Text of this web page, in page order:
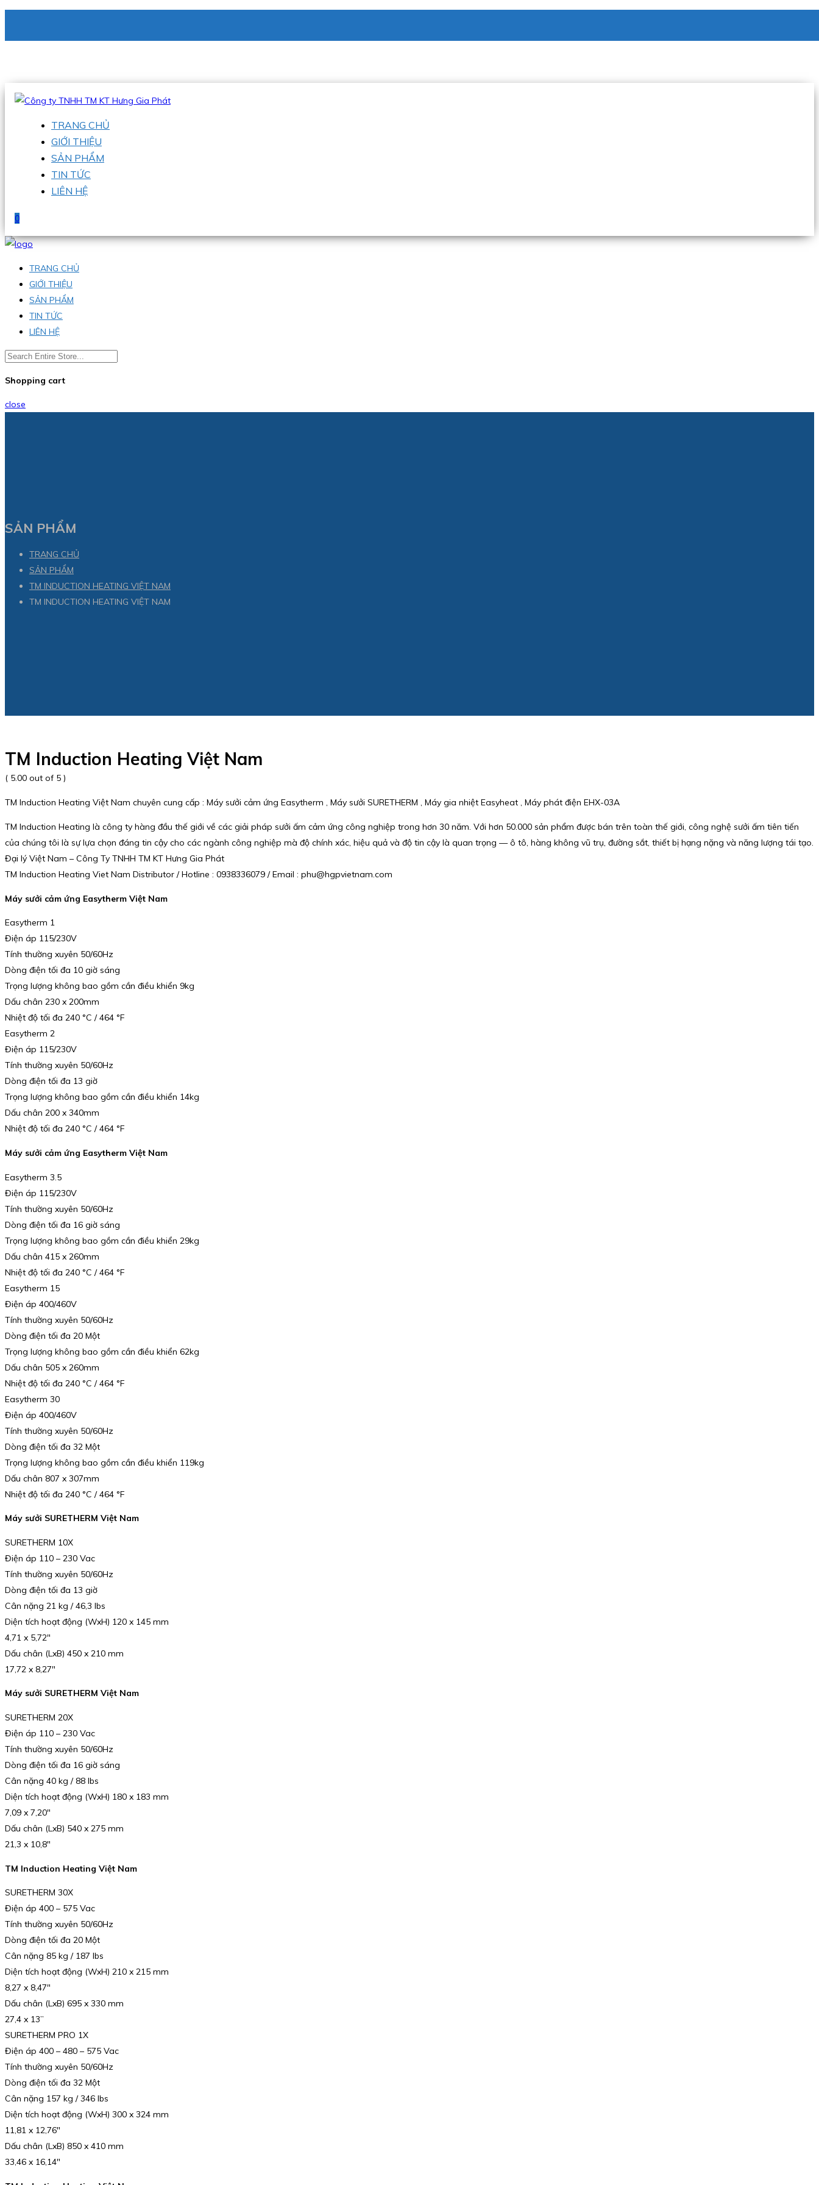
Hotline:0938 336 079
TRANG CHỦ
GIỚI THIỆU
SẢN PHẨM
TIN TỨC
LIÊN HỆ
0
TRANG CHỦ
GIỚI THIỆU
SẢN PHẨM
TIN TỨC
LIÊN HỆ
Shopping cart
close
SẢN PHẨM
TRANG CHỦ
SẢN PHẨM
TM INDUCTION HEATING VIỆT NAM
TM INDUCTION HEATING VIỆT NAM
TM Induction Heating Việt Nam
( 5.00 out of 5 )
TM Induction Heating Việt Nam chuyên cung cấp : Máy sưởi cảm ứng Easytherm , Máy sưởi SURETHERM , Máy gia nhiệt Easyheat , Máy phát điện EHX-03A
TM Induction Heating là công ty hàng đầu thế giới về các giải pháp sưởi ấm cảm ứng công nghiệp trong hơn 30 năm. Với hơn 50.000 sản phẩm được bán trên toàn thế giới, công nghệ sưởi ấm tiên tiến
của chúng tôi là sự lựa chọn đáng tin cậy cho các ngành công nghiệp mà độ chính xác, hiệu quả và độ tin cậy là quan trọng — ô tô, hàng không vũ trụ, đường sắt, thiết bị hạng nặng và năng lượng tái tạo.
Đại lý Việt Nam – Công Ty TNHH TM KT Hưng Gia Phát
TM Induction Heating Viet Nam Distributor / Hotline : 0938336079 / Email : phu@hgpvietnam.com
Máy sưởi cảm ứng Easytherm Việt Nam
Easytherm 1
Điện áp 115/230V
Tính thường xuyên 50/60Hz
Dòng điện tối đa 10 giờ sáng
Trọng lượng không bao gồm cần điều khiển 9kg
Dấu chân 230 x 200mm
Nhiệt độ tối đa 240 °C / 464 °F
Easytherm 2
Điện áp 115/230V
Tính thường xuyên 50/60Hz
Dòng điện tối đa 13 giờ
Trọng lượng không bao gồm cần điều khiển 14kg
Dấu chân 200 x 340mm
Nhiệt độ tối đa 240 °C / 464 °F
Máy sưởi cảm ứng Easytherm Việt Nam
Easytherm 3.5
Điện áp 115/230V
Tính thường xuyên 50/60Hz
Dòng điện tối đa 16 giờ sáng
Trọng lượng không bao gồm cần điều khiển 29kg
Dấu chân 415 x 260mm
Nhiệt độ tối đa 240 °C / 464 °F
Easytherm 15
Điện áp 400/460V
Tính thường xuyên 50/60Hz
Dòng điện tối đa 20 Một
Trọng lượng không bao gồm cần điều khiển 62kg
Dấu chân 505 x 260mm
Nhiệt độ tối đa 240 °C / 464 °F
Easytherm 30
Điện áp 400/460V
Tính thường xuyên 50/60Hz
Dòng điện tối đa 32 Một
Trọng lượng không bao gồm cần điều khiển 119kg
Dấu chân 807 x 307mm
Nhiệt độ tối đa 240 °C / 464 °F
Máy sưởi SURETHERM Việt Nam
SURETHERM 10X
Điện áp 110 – 230 Vac
Tính thường xuyên 50/60Hz
Dòng điện tối đa 13 giờ
Cân nặng 21 kg / 46,3 lbs
Diện tích hoạt động (WxH) 120 x 145 mm
4,71 x 5,72″
Dấu chân (LxB) 450 x 210 mm
17,72 x 8,27″
Máy sưởi SURETHERM Việt Nam
SURETHERM 20X
Điện áp 110 – 230 Vac
Tính thường xuyên 50/60Hz
Dòng điện tối đa 16 giờ sáng
Cân nặng 40 kg / 88 lbs
Diện tích hoạt động (WxH) 180 x 183 mm
7,09 x 7,20″
Dấu chân (LxB) 540 x 275 mm
21,3 x 10,8″
TM Induction Heating Việt Nam
SURETHERM 30X
Điện áp 400 – 575 Vac
Tính thường xuyên 50/60Hz
Dòng điện tối đa 20 Một
Cân nặng 85 kg / 187 lbs
Diện tích hoạt động (WxH) 210 x 215 mm
8,27 x 8,47″
Dấu chân (LxB) 695 x 330 mm
27,4 x 13”
SURETHERM PRO 1X
Điện áp 400 – 480 – 575 Vac
Tính thường xuyên 50/60Hz
Dòng điện tối đa 32 Một
Cân nặng 157 kg / 346 lbs
Diện tích hoạt động (WxH) 300 x 324 mm
11,81 x 12,76″
Dấu chân (LxB) 850 x 410 mm
33,46 x 16,14″